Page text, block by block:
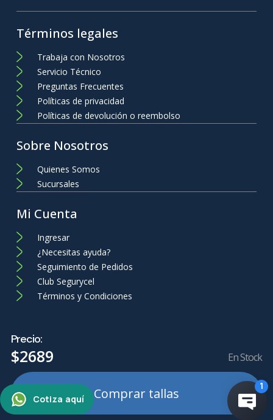
Precio:
$2689 En Stock
Comprar tallas
Términos legales
Trabaja con Nosotros
Servicio Técnico
Preguntas Frecuentes
Políticas de privacidad
Políticas de devolución o reembolso
Sobre Nosotros
Quienes Somos
Sucursales
Mi Cuenta
Ingresar
¿Necesitas ayuda?
Seguimiento de Pedidos
Club Segurycel
Términos y Condiciones